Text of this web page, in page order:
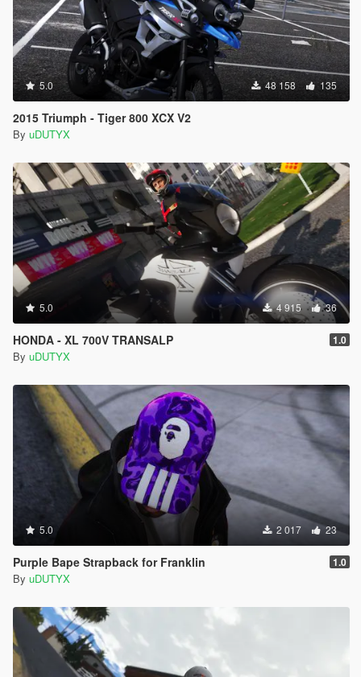
5.0 48 158 135
2015 Triumph - Tiger 800 XCX V2
By uDUTYX
5.0 4 915 36
HONDA - XL 700V TRANSALP 1.0
By uDUTYX
5.0 2 017 23
Purple Bape Strapback for Franklin 1.0
By uDUTYX